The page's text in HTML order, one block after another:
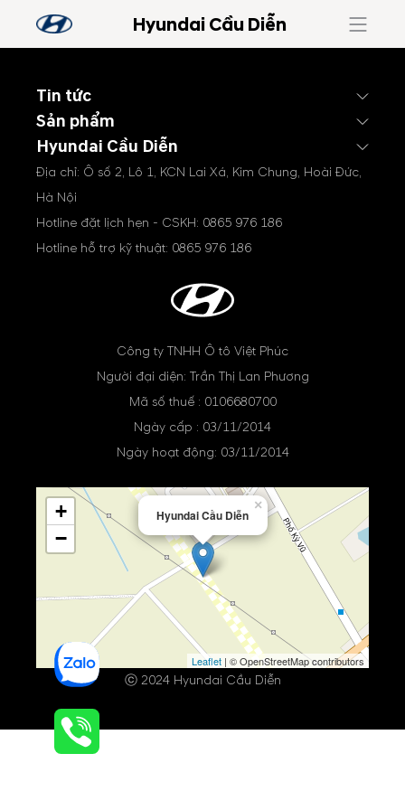
Hyundai Cầu Diễn
Tin tức
Sản phẩm
Hyundai Cầu Diễn
Địa chỉ: Ô số 2, Lô 1, KCN Lai Xá, Kim Chung, Hoài Đức,
Hà Nội
Hotline đặt lịch hẹn - CSKH: 0865 976 186
Hotline hỗ trợ kỹ thuật: 0865 976 186
Công ty TNHH Ô tô Việt Phúc
Người đại diện: Trần Thị Lan Phương
Mã số thuế : 0106680700
Ngày cấp : 03/11/2014
Ngày hoạt động: 03/11/2014
Hyundai Cầu Diễn
×
+
−
Leaflet | © OpenStreetMap contributors
ⓒ 2024 Hyundai Cầu Diễn